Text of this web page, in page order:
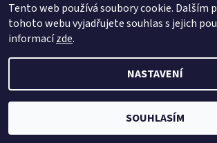
2026 © Vytvorsidomov, všechna práva
Vytvořil Shoptet
Tento web používá soubory cookie. Dalším
tohoto webu vyjadřujete souhlas s jejich
informacízde.
NASTAVENÍ
SOUHLASÍM